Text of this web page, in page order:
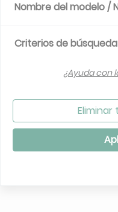
Nombre del modelo /
Criterios de
¿Ayuda con
Eliminar